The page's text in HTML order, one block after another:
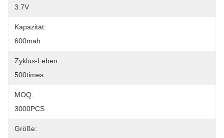
3.7V
Kapazität:
600mah
Zyklus-Leben:
500times
MOQ:
3000PCS
Größe: